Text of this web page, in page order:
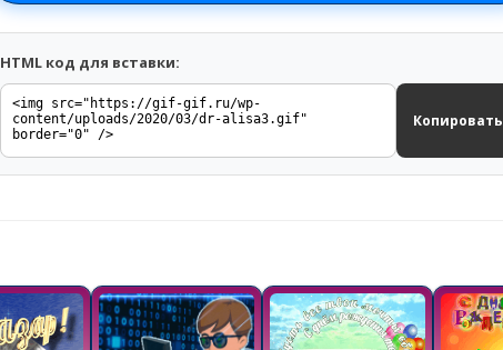
HTML код для вставки:
Копировать